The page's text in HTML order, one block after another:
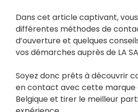
Dans cet article captivant,
différentes méthodes de
d’ouverture et quelques
vos démarches auprès de LA
Soyez donc prêts à découvrir
en contact avec cette marque
Belgique et tirer le meilleur